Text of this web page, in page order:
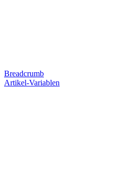
Breadcrumb
Artikel-Variablen